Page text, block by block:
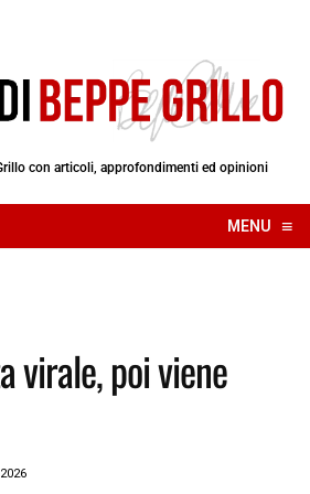
con articoli, approfondimenti ed opinioni
MENU ≡
☰
virale, poi viene